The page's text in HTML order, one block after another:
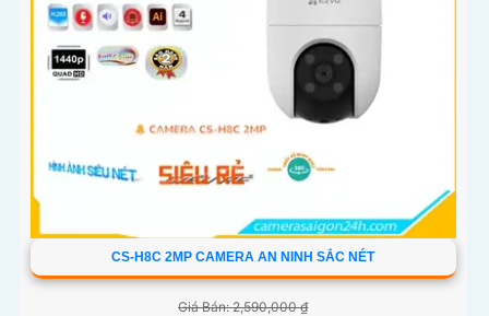
CS-H8C 2MP CAMERA AN NINH SẮC NÉT
Giá Bán: 2,590,000 ₫